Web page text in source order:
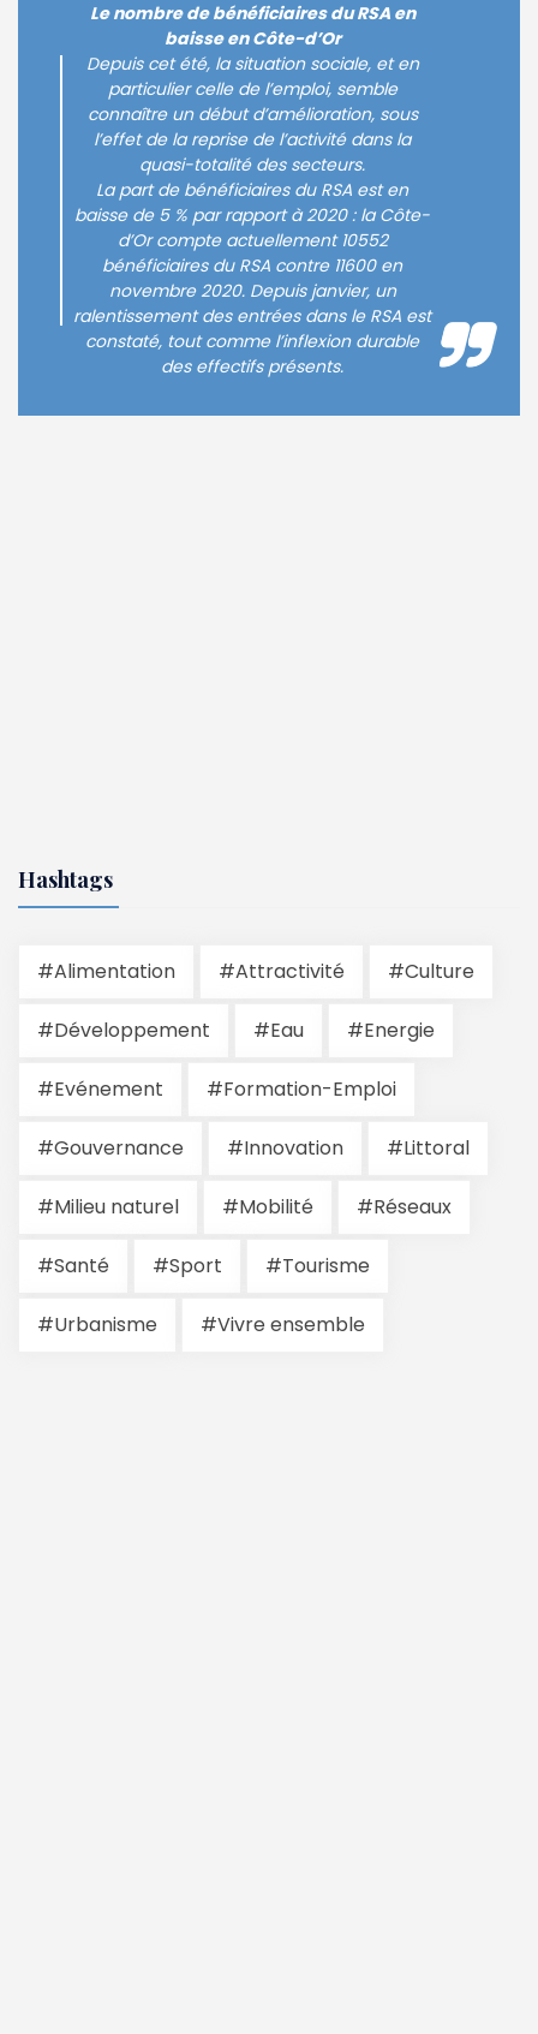
Le nombre de bénéficiaires du RSA en
baisse en Côte-d’Or
Depuis cet été, la situation sociale, et en
particulier celle de l’emploi, semble
connaître un début d’amélioration, sous
l’effet de la reprise de l’activité dans la
quasi-totalité des secteurs.
La part de bénéficiaires du RSA est en
baisse de 5 % par rapport à 2020 : la Côte-
d’Or compte actuellement 10552
bénéficiaires du RSA contre 11600 en
novembre 2020. Depuis janvier, un
ralentissement des entrées dans le RSA est
constaté, tout comme l’inflexion durable
des effectifs présents.
Hashtags
#Alimentation #Attractivité #Culture
#Développement #Eau #Energie
#Evénement #Formation-Emploi
#Gouvernance #Innovation #Littoral
#Milieu naturel #Mobilité #Réseaux
#Santé #Sport #Tourisme
#Urbanisme #Vivre ensemble